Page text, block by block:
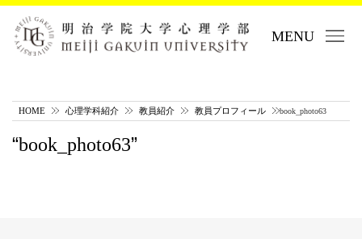
MENU
HOME 心理学科紹介 教員紹介 教員プロフィール book_photo63
book_photo63